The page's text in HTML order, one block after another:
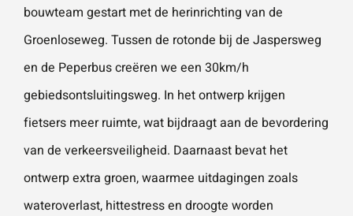
bouwteam gestart met de herinrichting van de
Groenloseweg. Tussen de rotonde bij de Jaspersweg
en de Peperbus creëren we een 30km/h
gebiedsontsluitingsweg. In het ontwerp krijgen
fietsers meer ruimte, wat bijdraagt aan de bevordering
van de verkeersveiligheid. Daarnaast bevat het
ontwerp extra groen, waarmee uitdagingen zoals
wateroverlast, hittestress en droogte worden